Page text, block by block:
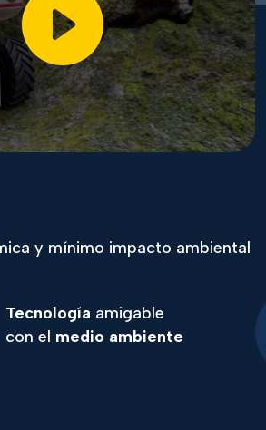
y mínimo impacto ambiental
Tecnología amigable
con el medio ambiente